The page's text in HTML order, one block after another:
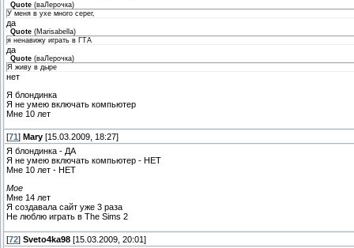
Quote (ваЛерочка)
У меня в ухе много серег,
да
Quote (Marisabella)
я ненавижу играть в ГТА
да
Quote (ваЛерочка)
Я живу в дыре
нет
Я блондинка
Я не умею включать компьютер
Мне 10 лет
[71 ] Mary [15.03.2009, 18:27]
Я блондинка - ДА
Я не умею включать компьютер - НЕТ
Мне 10 лет - НЕТ
Мое
Мне 14 лет
Я создавала сайт уже 3 раза
Не люблю играть в The Sims 2
[72] Sveto4ka98 [15.03.2009, 20:01]